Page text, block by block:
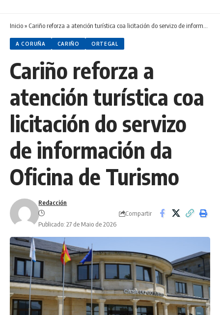
Inicio» Cariño reforza a atención turística coa licitación do servizo de información da Oficina de Turismo
A CORUÑA CARIÑO ORTEGAL
Cariño reforza a
atención turística coa
licitación do servizo
de información da
Oficina de Turismo
Redacción
Publicado: 27 de Maio de 2026
Compartir